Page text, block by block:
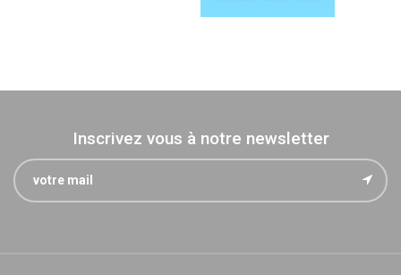
Inscrivez vous à notre newsletter